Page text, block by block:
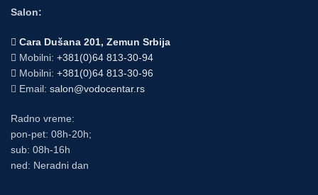
Salon:
Cara Dušana 201, Zemun Srbija
Mobilni: +381(0)64 813-30-94
Mobilni: +381(0)64 813-30-96
Email: salon@vodocentar.rs
Radno vreme:
pon-pet: 08h-20h;
sub: 08h-16h
ned: Neradni dan